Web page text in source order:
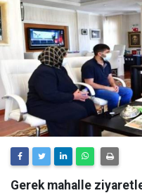
Gerek mahalle